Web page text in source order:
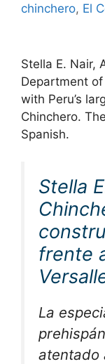
chinchero, El
Stella E. Nair,
Department
with Peru’s
Chinchero.
Spanish.
Stella
frente
La
atentado